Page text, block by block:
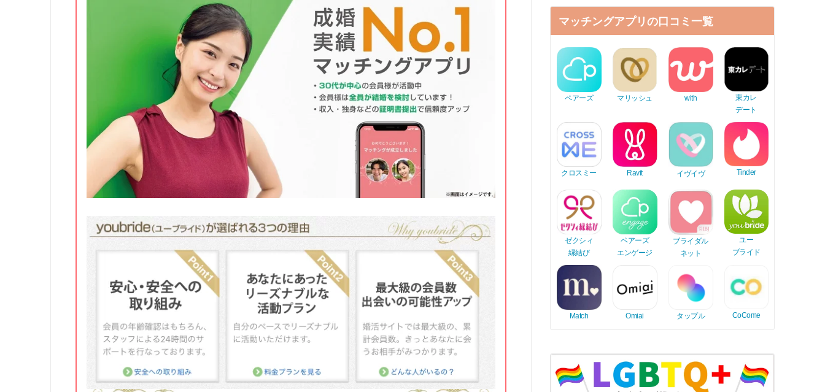
マッチングアプリの口コミ一覧
ペアーズ マリッシュ with
東カレ
デート
クロスミー Ravit イヴイヴ Tinder
ゼクシィ
縁結び
ペアーズ
エンゲージ
ブライダル
ネット
ユー
ブライド
Match Omiai タップル CoCome